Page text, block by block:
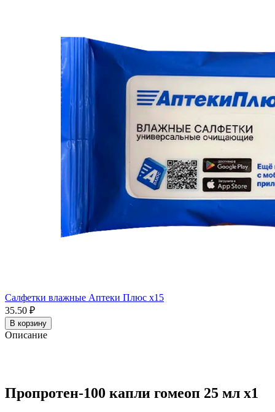
Салфетки влажные Аптеки Плюс x15
35.50 ₽
В корзину
Описание
Пропротен-100 капли гомеоп 25 мл x1